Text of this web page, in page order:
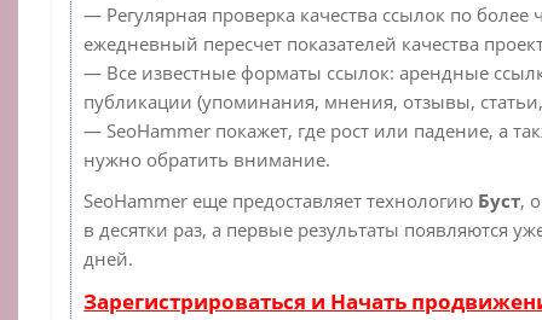
— Регулярная проверка качества ссылок по более
ежедневный пересчет показателей качества
— Все известные форматы ссылок: арендные
публикации (упоминания, мнения, отзывы,
— SeoHammer покажет, где рост или падение, а
нужно обратить внимание.
SeoHammer еще предоставляет технологию Буст,
в десятки раз, а первые результаты появляются
дней.
Зарегистрироваться и Начать